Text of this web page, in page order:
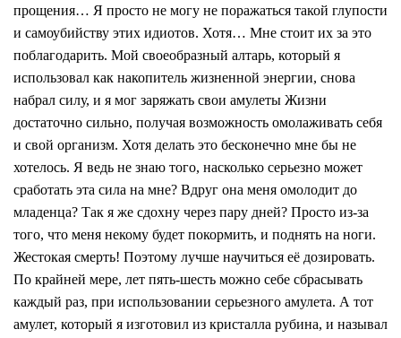
прощения… Я просто не могу не поражаться такой глупости
и самоубийству этих идиотов. Хотя… Мне стоит их за это
поблагодарить. Мой своеобразный алтарь, который я
использовал как накопитель жизненной энергии, снова
набрал силу, и я мог заряжать свои амулеты Жизни
достаточно сильно, получая возможность омолаживать себя
и свой организм. Хотя делать это бесконечно мне бы не
хотелось. Я ведь не знаю того, насколько серьезно может
сработать эта сила на мне? Вдруг она меня омолодит до
младенца? Так я же сдохну через пару дней? Просто из-за
того, что меня некому будет покормить, и поднять на ноги.
Жестокая смерть! Поэтому лучше научиться её дозировать.
По крайней мере, лет пять-шесть можно себе сбрасывать
каждый раз, при использовании серьезного амулета. А тот
амулет, который я изготовил из кристалла рубина, и называл